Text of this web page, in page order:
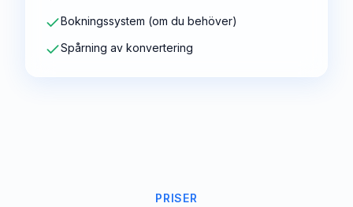
Bokningssystem (om du behöver)
Spårning av konvertering
PRISER